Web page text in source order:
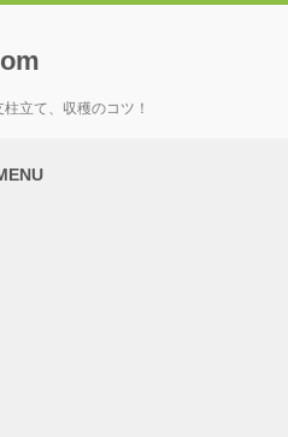
立て、収穫のコツ！